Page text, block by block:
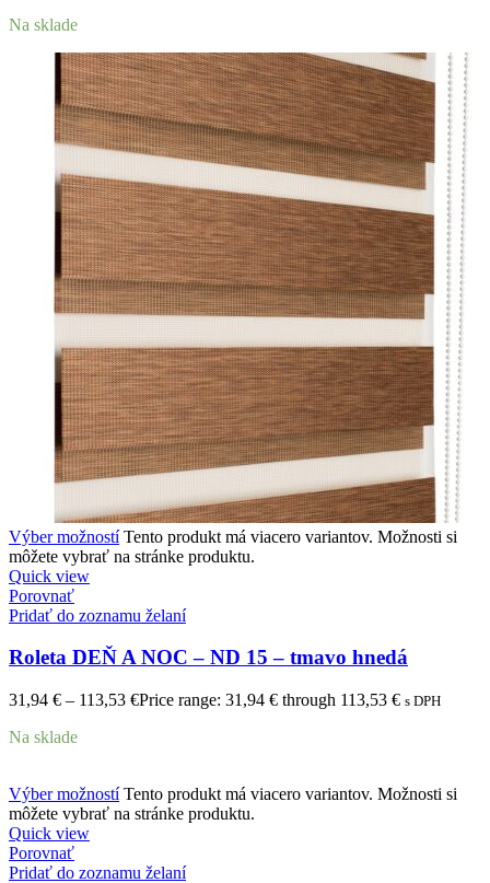
Na sklade
Výber možností Tento produkt má viacero variantov. Možnosti si
môžete vybrať na stránke produktu.
Quick view
Porovnať
Pridať do zoznamu želaní
Roleta DEŇ A NOC – ND 15 – tmavo hnedá
31,94 € – 113,53 €Price range: 31,94 € through 113,53 € s DPH
Na sklade
Výber možností Tento produkt má viacero variantov. Možnosti si
môžete vybrať na stránke produktu.
Quick view
Porovnať
Pridať do zoznamu želaní